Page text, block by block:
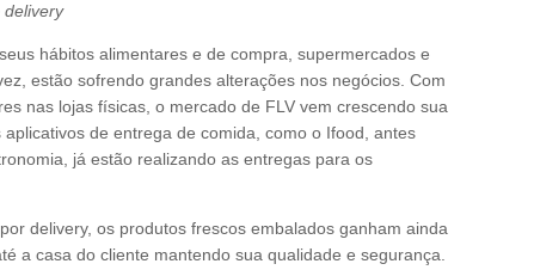
delivery
hábitos alimentares e de compra, supermercados e
estão sofrendo grandes alterações nos negócios. Com
nas lojas físicas, o mercado de FLV vem crescendo sua
de entrega de comida, como o Ifood, antes
já estão realizando as entregas para os
delivery, os produtos frescos embalados ganham ainda
a casa do cliente mantendo sua qualidade e segurança.